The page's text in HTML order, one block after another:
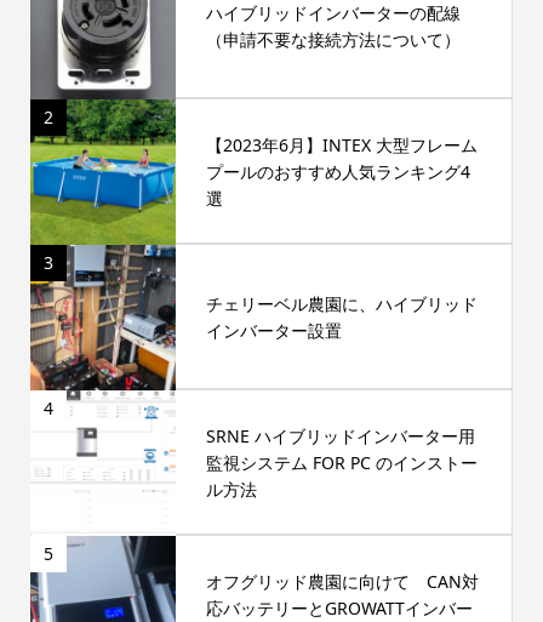
ハイブリッドインバーターの配線
（申請不要な接続方法について）
2
【2023年6月】INTEX 大型フレーム
プールのおすすめ人気ランキング4
選
3
チェリーベル農園に、ハイブリッド
インバーター設置
4
SRNE ハイブリッドインバーター用
監視システム FOR PC のインストー
ル方法
5
オフグリッド農園に向けて CAN対
応バッテリーとGROWATTインバー